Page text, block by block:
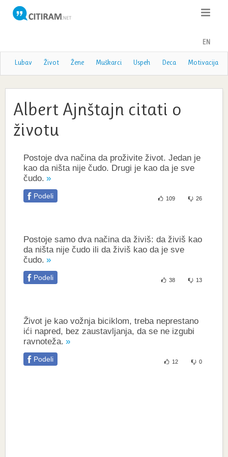
Poslovice
Teme
Autori
EN
Lubav Život Žene Muškarci Uspeh Deca Motivacija
Albert Ajnštajn citati o
životu
Postoje dva načina da proživite život. Jedan je
kao da ništa nije čudo. Drugi je kao da je sve
čudo.
Podeli 109 26
Postoje samo dva načina da živiš: da živiš kao
da ništa nije čudo ili da živiš kao da je sve
čudo.
Podeli 38 13
Život je kao vožnja biciklom, treba neprestano
ići napred, bez zaustavljanja, da se ne izgubi
ravnoteža.
Podeli 12 0